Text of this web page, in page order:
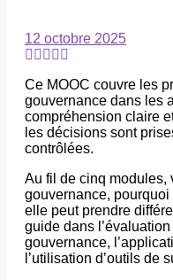
12 octobre 2025
Ce MOOC couvre les
gouvernance dans les
compréhension claire
les décisions sont
contrôlées.
Au fil de cinq modules,
gouvernance,
elle peut prendre
guide dans
gouvernance,
l’utilisation d’outils de